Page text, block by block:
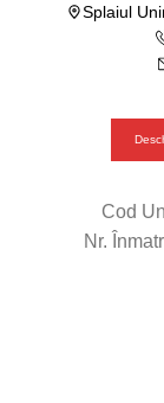
Splaiul
Cod
Nr.